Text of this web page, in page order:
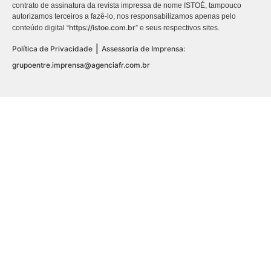
contrato de assinatura da revista impressa de nome ISTOÉ, tampouco
autorizamos terceiros a fazê-lo, nos responsabilizamos apenas pelo
conteúdo digital “https://istoe.com.br” e seus respectivos sites.
Política de Privacidade
Assessoria de Imprensa:
grupoentre.imprensa@agenciafr.com.br